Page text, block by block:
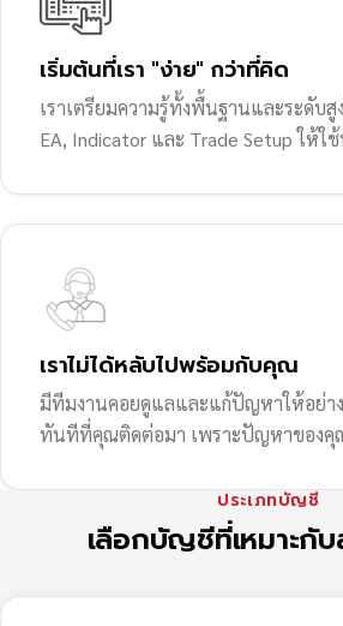
เริ่มต้นที่เรา "ง่าย" กว่าที่คิด
เราเตรียมความรู้ทั้งพื้นฐานและระดับ
EA, Indicator และ Trade Setup ให้ใ
เราไม่ได้หลับไปพร้อมกับคุณ
มีทีมงานคอยดูแลและแก้ปัญหาให้อย่า
ทันทีที่คุณติดต่อมา เพราะปัญหาของคุ
ประเภทบัญชี
เลือกบัญชีที่เหมาะกั